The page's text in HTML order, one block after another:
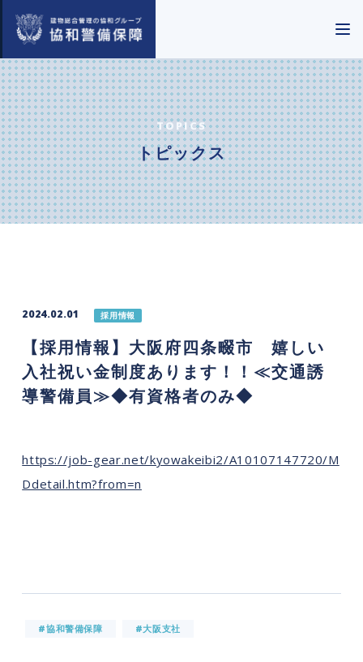
TOPICS
トピックス
2024.02.01 採用情報
【採用情報】大阪府四条畷市 嬉しい
入社祝い金制度あります！！≪交通誘
導警備員≫◆有資格者のみ◆
https://job-gear.net/kyowakeibi2/A10107147720/M
Ddetail.htm?from=n
#協和警備保障 #大阪支社